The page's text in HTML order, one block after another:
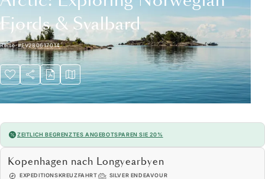
Fjords & Svalbard
Reise#EV280617014
ZEITLICH BEGRENZTES ANGEBOTSPAREN SIE 20%
Kopenhagen nach Longyearbyen
EXPEDITIONSKREUZFAHRT SILVER ENDEAVOUR